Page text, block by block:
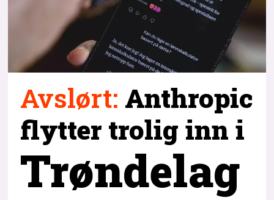
Avslørt: Anthropic
flytter trolig inn i
Trøndelag